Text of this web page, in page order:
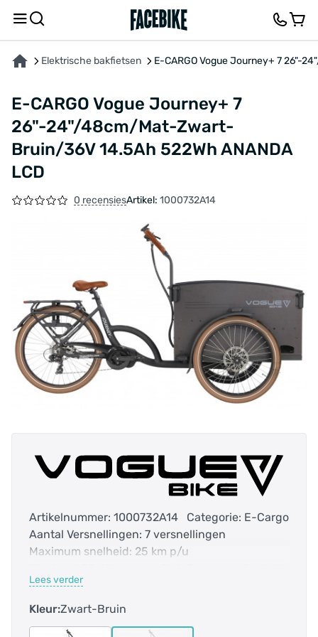
Elektrische bakfietsen E-CARGO Vogue Journey+ 7 26"-
E-CARGO Vogue Journey+ 7
26"-24"/48cm/Mat-Zwart-
Bruin/36V 14.5Ah 522Wh ANANDA
LCD
0 recensiesArtikel: 1000732A14
Artikelnummer: 1000732A14
Categorie: E-Cargo
Aantal Versnellingen: 7 versnellingen
Maximum snelheid: 25 km p/u
Belastbaar gewicht:
Kleur: Matt-Black-Brown
Lees verder
Kleur:Zwart-Bruin
OVER HET PRODUCT KENMERKENBESCHRIJVING FEEDBACK EN VRAGEN